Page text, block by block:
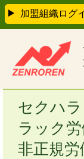
加盟組織ログ
セクハ
ラック
非正規